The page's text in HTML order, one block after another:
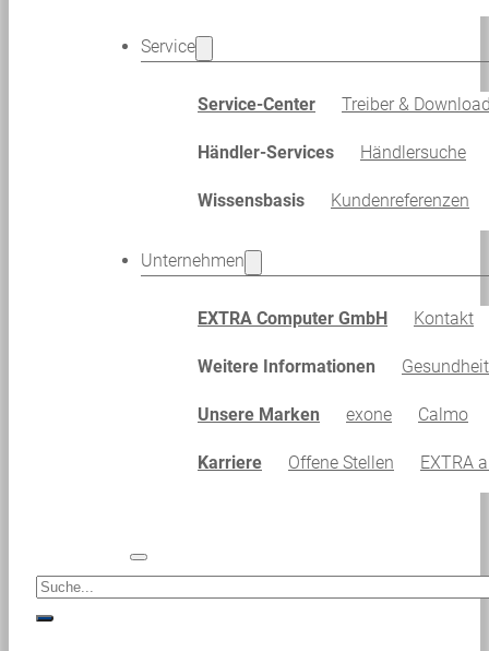
Suche<
suche
Service
Service-Center Treiber &
Händler-Services Händlersuche
Wissensbasis Kundenreferenzen
Unternehmen
EXTRA Computer GmbH Kontakt
Weitere Informationen
Unsere Marken exone Calmo
Karriere Offene Stellen EXTRA